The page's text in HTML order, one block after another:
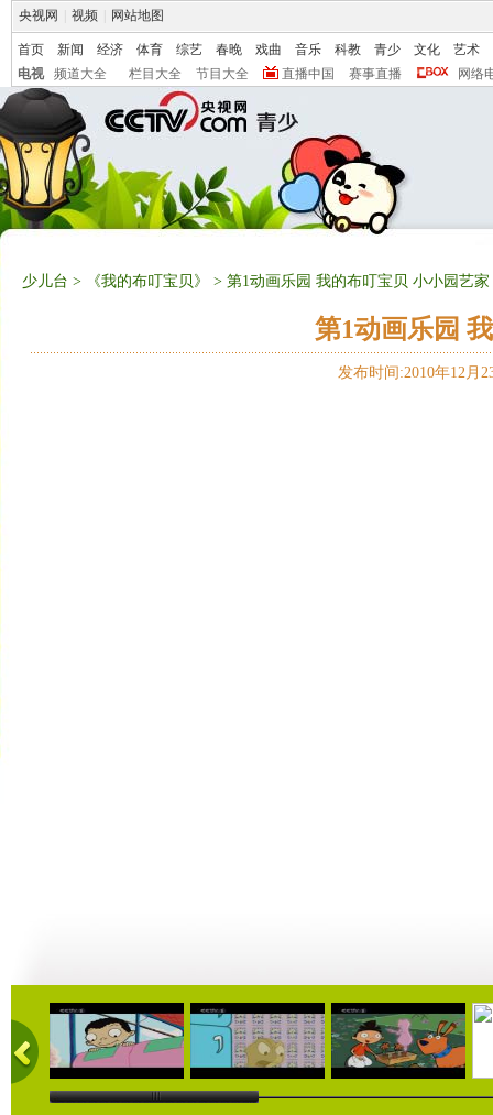
央视网 视频 网站地图
首页 新闻 经济 体育 综艺 春晚 戏曲 音乐 科教 青少 文化
艺术
电视
频道大全 栏目大全 节目大全 直播中国 赛事直播 网络
少儿台 > 《我的布叮宝贝》 > 第1动画乐园 我的布叮宝贝 小小园艺家
第1动画乐园
发布时间:2010年12月
05:14 05:13 05:14